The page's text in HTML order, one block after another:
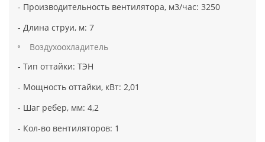
- Производительность вентилятора, м3/час: 3250
- Длина струи, м: 7
Воздухоохладитель
- Тип оттайки: ТЭН
- Мощность оттайки, кВт: 2,01
- Шаг ребер, мм: 4,2
- Кол-во вентиляторов: 1